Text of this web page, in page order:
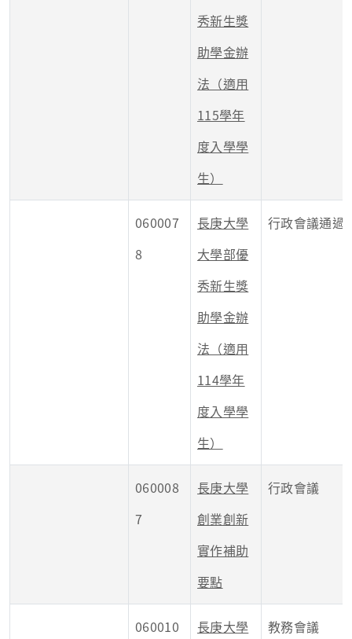
秀新生獎
助學金辦
法（適用
115學年
度入學學
生）
060007
8
長庚大學
大學部優
秀新生獎
助學金辦
法（適用
114學年
度入學學
生）
行政會議通過
060008
7
長庚大學
創業創新
實作補助
要點
行政會議
060010
長庚大學
教務會議